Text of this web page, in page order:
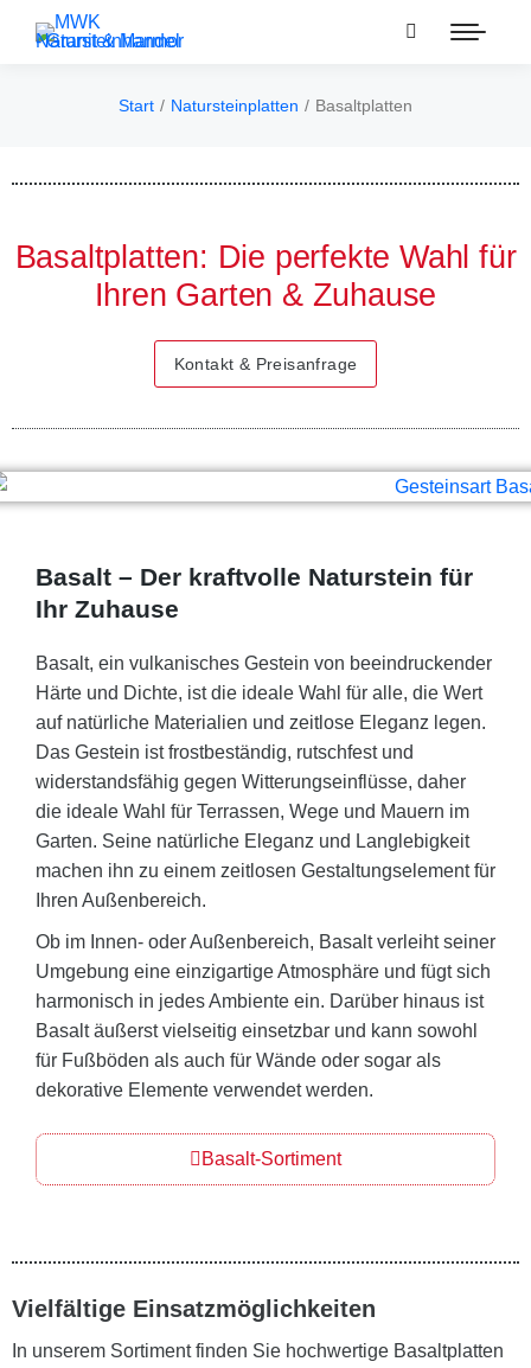
Sie befinden sich hier:
Start Natursteinplatten Basaltplatten
Basaltplatten: Die perfekte Wahl für
Ihren Garten & Zuhause
Kontakt & Preisanfrage
Basalt – Der kraftvolle Naturstein für
Ihr Zuhause
Basalt, ein vulkanisches Gestein von beeindruckender
Härte und Dichte, ist die ideale Wahl für alle, die Wert
auf natürliche Materialien und zeitlose Eleganz legen.
Das Gestein ist frostbeständig, rutschfest und
widerstandsfähig gegen Witterungseinflüsse, daher
die ideale Wahl für Terrassen, Wege und Mauern im
Garten. Seine natürliche Eleganz und Langlebigkeit
machen ihn zu einem zeitlosen Gestaltungselement für
Ihren Außenbereich.
Ob im Innen- oder Außenbereich, Basalt verleiht seiner
Umgebung eine einzigartige Atmosphäre und fügt sich
harmonisch in jedes Ambiente ein. Darüber hinaus ist
Basalt äußerst vielseitig einsetzbar und kann sowohl
für Fußböden als auch für Wände oder sogar als
dekorative Elemente verwendet werden.
Basalt-Sortiment
Vielfältige Einsatzmöglichkeiten
In unserem Sortiment finden Sie hochwertige Basaltplatten